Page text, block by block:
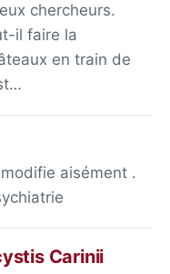
chercheurs.
il faire la
en train de
aisément .
Carinii